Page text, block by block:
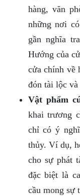
hàng, văn
những nơi
gần nghĩa
Hướng của
cửa chính về
đón tài lộc
Vật phẩm
khai trương
chỉ có ý
thủy. Ví dụ,
cho sự phát
đặc biệt là
cầu mong sự